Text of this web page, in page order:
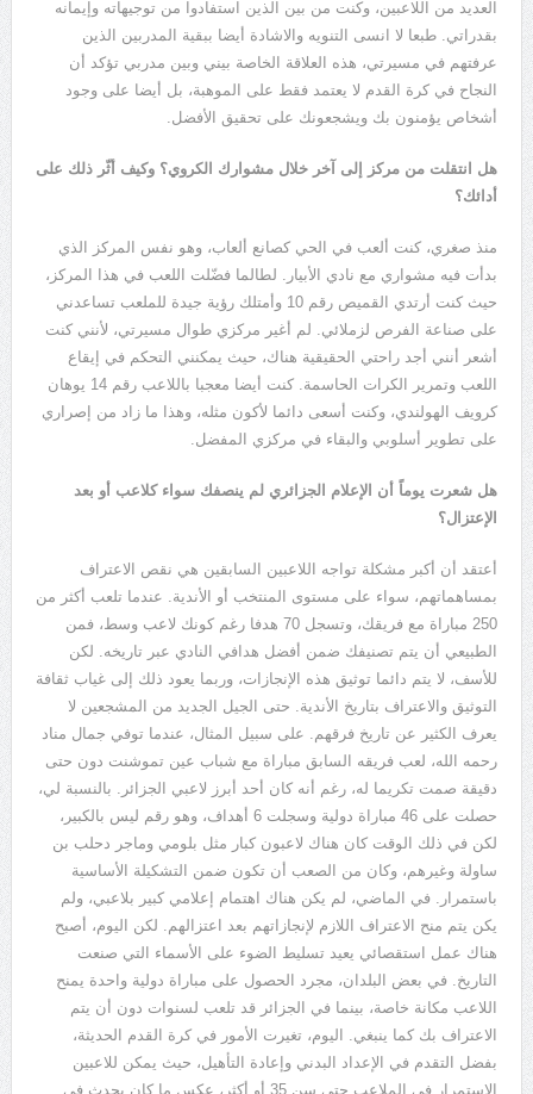
العديد من اللاعبين، وكنت من بين الذين استفادوا من توجيهاته وإيمانه
بقدراتي. طبعا لا انسى التنويه والاشادة أيضا ببقية المدربين الذين
عرفتهم في مسيرتي، هذه العلاقة الخاصة بيني وبين مدربي تؤكد أن
النجاح في كرة القدم لا يعتمد فقط على الموهبة، بل أيضا على وجود
أشخاص يؤمنون بك ويشجعونك على تحقيق الأفضل.
هل انتقلت من مركز إلى آخر خلال مشوارك الكروي؟ وكيف أثّر ذلك على
أدائك؟
منذ صغري، كنت ألعب في الحي كصانع ألعاب، وهو نفس المركز الذي
بدأت فيه مشواري مع نادي الأبيار . لطالما فضّلت اللعب في هذا المركز،
حيث كنت أرتدي القميص رقم
وأمتلك رؤية جيدة للملعب تساعدني
على صناعة الفرص لزملائي. لم أغير مركزي طوال مسيرتي، لأنني كنت
أشعر أنني أجد راحتي الحقيقية هناك، حيث يمكنني التحكم في إيقاع
اللعب وتمرير الكرات الحاسمة. كنت أيضا معجبا باللاعب رقم
يوهان
كرويف الهولندي، وكنت أسعى دائما لأكون مثله، وهذا ما زاد من إصراري
على تطوير أسلوبي والبقاء في مركزي المفضل.
هل شعرت يوماً أن الإعلام الجزائري لم ينصفك سواء كلاعب أو بعد
الإعتزال؟
أعتقد أن أكبر مشكلة تواجه اللاعبين السابقين هي نقص الاعتراف
بمساهماتهم، سواء على مستوى المنتخب أو الأندية. عندما تلعب أكثر من
250 مباراة مع فريقك، وتسجل
هدفا رغم كونك لاعب وسط، فمن
الطبيعي أن يتم تصنيفك ضمن أفضل هدافي النادي عبر تاريخه. لكن
للأسف، لا يتم دائما توثيق هذه الإنجازات، وربما يعود ذلك إلى غياب ثقافة
التوثيق والاعتراف بتاريخ الأندية. حتى الجيل الجديد من المشجعين لا
يعرف الكثير عن تاريخ فرقهم. على سبيل المثال، عندما توفي جمال مناد
رحمه الله، لعب فريقه السابق مباراة مع شباب عين تموشنت دون حتى
دقيقة صمت تكريما له، رغم أنه كان أحد أبرز لاعبي الجزائر . بالنسبة لي،
حصلت على
مباراة دولية وسجلت
أهداف، وهو رقم ليس بالكبير،
لكن في ذلك الوقت كان هناك لاعبون كبار مثل بلومي وماجر دحلب بن
ساولة وغيرهم، وكان من الصعب أن تكون ضمن التشكيلة الأساسية
باستمرار . في الماضي، لم يكن هناك اهتمام إعلامي كبير بلاعبي، ولم
يكن يتم منح الاعتراف اللازم لإنجازاتهم بعد اعتزالهم. لكن اليوم، أصبح
هناك عمل استقصائي يعيد تسليط الضوء على الأسماء التي صنعت
التاريخ. في بعض البلدان، مجرد الحصول على مباراة دولية واحدة يمنح
اللاعب مكانة خاصة، بينما في الجزائر قد تلعب لسنوات دون أن يتم
الاعتراف بك كما ينبغي.
اليوم، تغيرت الأمور في كرة القدم الحديثة،
بفضل التقدم في الإعداد البدني وإعادة التأهيل، حيث يمكن للاعبين
الاستمرار في الملاعب حتى سن
أو أكثر، عكس ما كان يحدث في